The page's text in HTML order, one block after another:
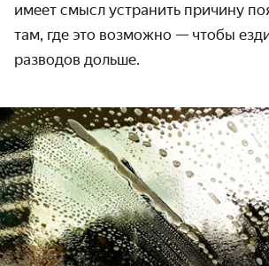
имеет смысл устранить причину
там, где это возможно — чтобы
разводов дольше.